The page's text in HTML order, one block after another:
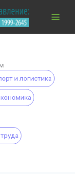
и логистика